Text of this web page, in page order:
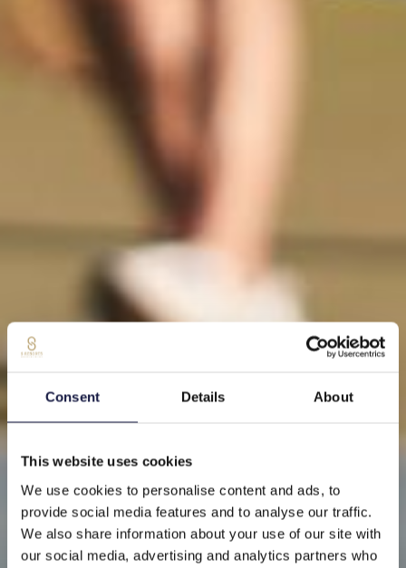
Consent Details About
This website uses cookies
We use cookies to personalise content and ads, to
provide social media features and to analyse our traffic.
We also share information about your use of our site with
our social media, advertising and analytics partners who